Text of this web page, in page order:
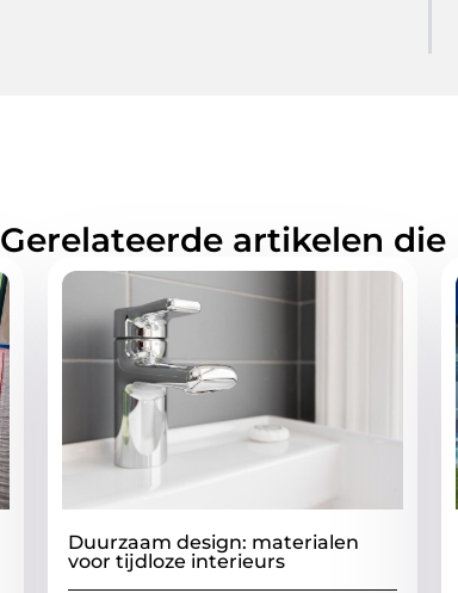
Gerelateerde artikelen
Duurzaam design: materialen
voor tijdloze interieurs